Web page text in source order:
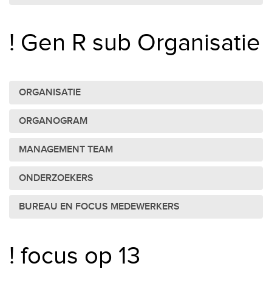
! Gen R sub Organisatie
ORGANISATIE
ORGANOGRAM
MANAGEMENT TEAM
ONDERZOEKERS
BUREAU EN FOCUS MEDEWERKERS
! focus op 13